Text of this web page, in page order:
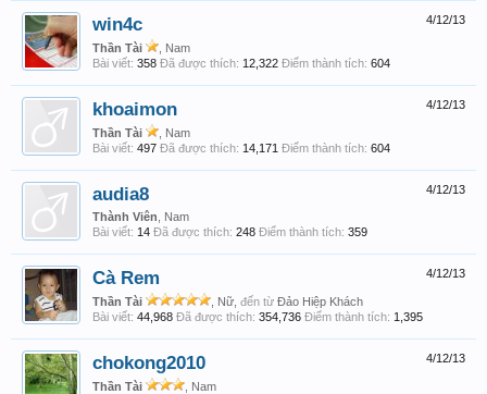
4/12/13
win4c
Thần Tài
, Nam
Bài viết: 358 Đã được thích: 12,322 Điểm thành tích: 604
4/12/13
khoaimon
Thần Tài
, Nam
Bài viết: 497 Đã được thích: 14,171 Điểm thành tích: 604
4/12/13
audia8
Thành Viên , Nam
Bài viết: 14 Đã được thích: 248 Điểm thành tích: 359
4/12/13
Cà Rem
Thần Tài , Nữ, đến từ Đảo Hiệp Khách
Bài viết: 44,968 Đã được thích: 354,736 Điểm thành tích: 1,395
4/12/13
chokong2010
Thần Tài
, Nam